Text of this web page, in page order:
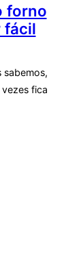
forno
fácil
sabemos,
fica